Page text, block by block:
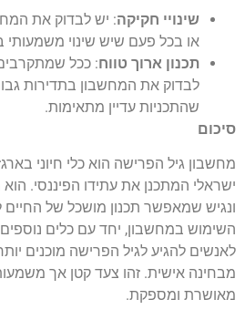
שינויי חקיקה: יש לבדוק את
או בכל פעם שיש שינוי משמעותי
תכנון ארוך טווח: ככל
לבדוק את המחשבון בתדירות
שהתכניות עדיין מתאימות.
סיכום
מחשבון גיל הפרישה הוא כלי חיוני
ישראלי המתכנן את עתידו הפיננסי.
ונגיש שמאפשר תכנון מושכל של החיים
השימוש במחשבון, יחד עם כלים נוספים
לאנשים להגיע לגיל הפרישה מוכנים
מבחינה אישית. זהו צעד קטן אך
מאושרת ומספקת.